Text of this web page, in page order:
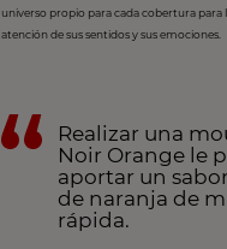
universo propio para cada cobertura para
atención de sus sentidos y sus emociones.
Realizar una
Noir Orange le
aportar un
de naranja de
rápida.